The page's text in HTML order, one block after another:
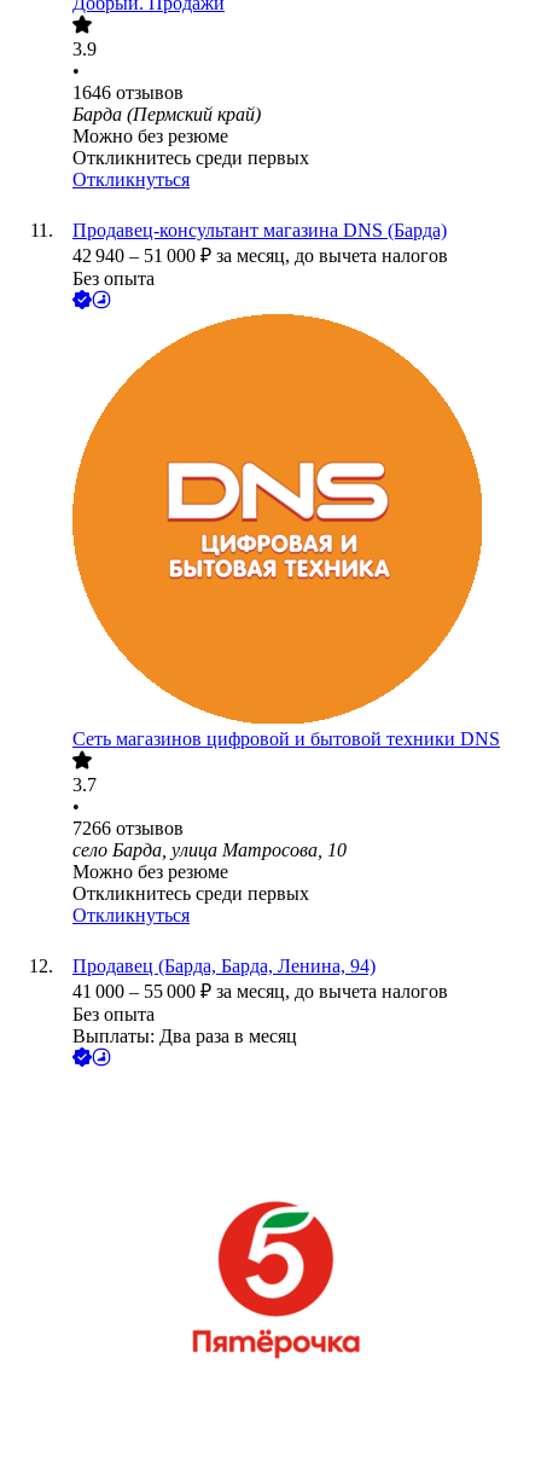
3.9
•
1646 отзывов
Барда (Пермский край)
Можно без резюме
Откликнитесь среди первых
Откликнуться
Продавец-консультант магазина DNS (Барда)
42 940 – 51 000 ₽ за месяц, до вычета налогов
Без опыта
Сеть магазинов цифровой и бытовой техники DNS
3.7
•
7266 отзывов
село Барда, улица Матросова, 10
Можно без резюме
Откликнитесь среди первых
Откликнуться
Продавец (Барда, Барда, Ленина, 94)
41 000 – 55 000 ₽ за месяц, до вычета налогов
Без опыта
Выплаты: Два раза в месяц